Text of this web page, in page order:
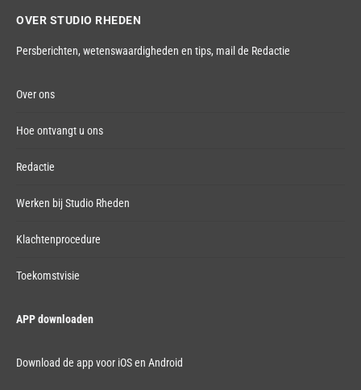
OVER STUDIO RHEDEN
Persberichten, wetenswaardigheden en tips, mail de Redactie
Over ons
Hoe ontvangt u ons
Redactie
Werken bij Studio Rheden
Klachtenprocedure
Toekomstvisie
APP downloaden
Download de app voor iOS en Android